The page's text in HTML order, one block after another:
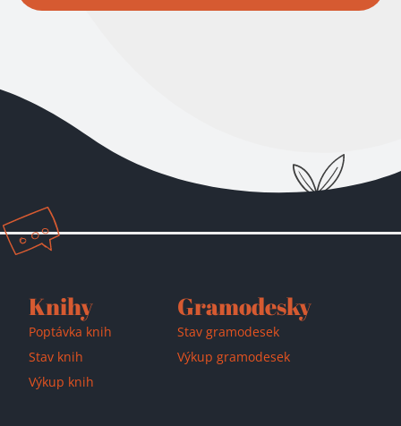
Přidáno do košíku!
Knihy
Poptávka knih
Stav knih
Výkup knih
Gramodesky
Stav gramodesek
Výkup gramodesek